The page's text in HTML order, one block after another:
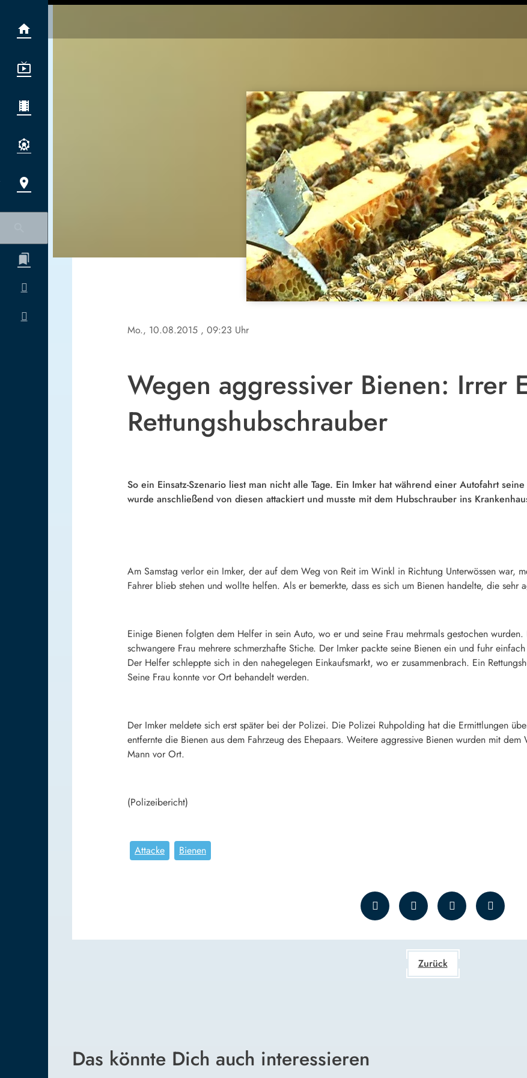
Mo., 10.08.2015 , 09:23 Uhr
Wegen aggressiver Bienen: Irrer
Rettungshubschrauber
So ein Einsatz-Szenario liest man nicht alle Tage. Ein Imker hat während einer Autofahrt
wurde anschließend von diesen attackiert und musste mit dem Hubschrauber ins
Am Samstag verlor ein Imker, der auf dem Weg von Reit im Winkl in Richtung Unterwössen war,
Fahrer blieb stehen und wollte helfen. Als er bemerkte, dass es sich um Bienen handelte, die
Einige Bienen folgten dem Helfer in sein Auto, wo er und seine Frau mehrmals gestochen
schwangere Frau mehrere schmerzhafte Stiche. Der Imker packte seine Bienen ein und fuhr
Der Helfer schleppte sich in den nahegelegen Einkaufsmarkt, wo er zusammenbrach. Ein
Seine Frau konnte vor Ort behandelt werden.
Der Imker meldete sich erst später bei der Polizei. Die Polizei Ruhpolding hat die Ermittlungen
entfernte die Bienen aus dem Fahrzeug des Ehepaars. Weitere aggressive Bienen wurden mit
Mann vor Ort.
(Polizeibericht)
Attacke Bienen
Zurück
Das könnte Dich auch interessieren